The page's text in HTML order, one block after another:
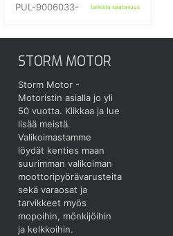
PUL-9006033- tarkista saatavuus
STORM MOTOR
Storm Motor -
Motoristin asialla jo yli
50 vuotta. Klikkaa ja lue
lisää meistä.
Valikoimastamme
löydät kenties maan
suurimman valikoiman
moottoripyörävarusteita
sekä varaosat ja
tarvikkeet myös
mopoihin, mönkijöihin
ja kelkkoihin.